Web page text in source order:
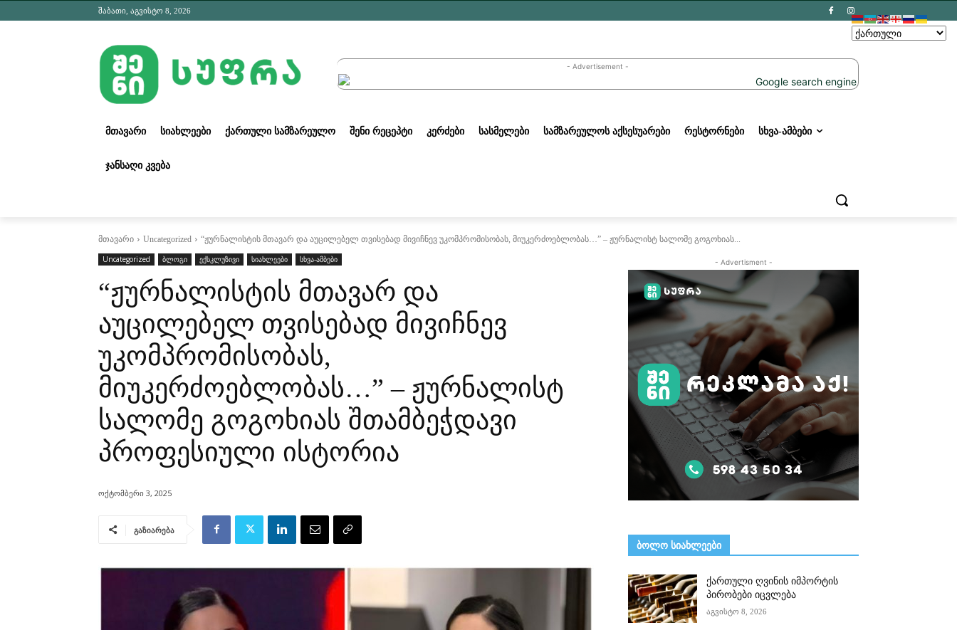
შაბათი, აგვისტო 8, 2026
- Advertisement -
ᲛᲗᲐᲕᲐᲠᲘ ᲡᲘᲐᲮᲚᲔᲔᲑᲘ ᲥᲐᲠᲗᲣᲚᲘ ᲡᲐᲛᲖᲐᲠᲔᲣᲚᲝ ᲨᲔᲜᲘ ᲠᲔᲪᲔᲞᲢᲘ ᲙᲔᲠᲫᲔᲑᲘ ᲡᲐᲡᲛᲔᲚᲔᲑᲘ ᲡᲐᲛᲖᲐᲠᲔᲣᲚᲝᲡ ᲐᲥᲡᲔᲡᲣᲐᲠᲔᲑᲘ ᲠᲔᲡᲢᲝᲠᲜᲔᲑᲘ ᲡᲮᲕᲐ-ᲐᲛᲑᲔᲑᲘ
ᲯᲐᲜᲡᲐᲦᲘ ᲙᲕᲔᲑᲐ
მთავარი Uncategorized
“ჟურნალისტის მთავარ და აუცილებელ თვისებად მივიჩნევ უკომპრომისობას, მიუკერძოებლობას…” – ჟურნალისტ სალომე გოგოხიას...
Uncategorized
ბლოგი ექსკლუზივი სიახლეები სხვა-ამბები
“ჟურნალისტის მთავარ და
აუცილებელ თვისებად მივიჩნევ
უკომპრომისობას,
მიუკერძოებლობას…” – ჟურნალისტ
სალომე გოგოხიას შთამბეჭდავი
პროფესიული ისტორია
ოქტომბერი 3, 2025
გაზიარება
- Advertisment -
ᲑᲝᲚᲝ ᲡᲘᲐᲮᲚᲔᲔᲑᲘ
ქართული ღვინის იმპორტის
პირობები იცვლება
აგვისტო 8, 2026